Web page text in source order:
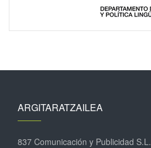
ARGITARATZAILEA
837 Comunicación y Publicidad S.L.